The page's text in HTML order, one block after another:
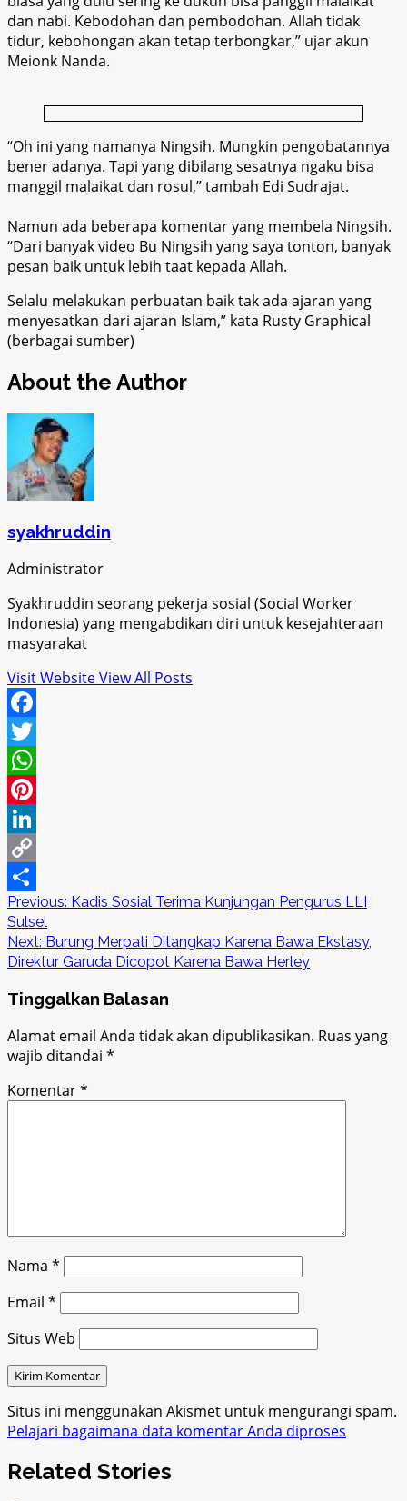
dan nabi. Kebodohan dan pembodohan. Allah tidak
tidur, kebohongan akan tetap terbongkar,” ujar akun
Meionk Nanda.
“Oh ini yang namanya Ningsih. Mungkin pengobatannya
bener adanya. Tapi yang dibilang sesatnya ngaku bisa
manggil malaikat dan rosul,” tambah Edi Sudrajat.
Namun ada beberapa komentar yang membela Ningsih.
“Dari banyak video Bu Ningsih yang saya tonton, banyak
pesan baik untuk lebih taat kepada Allah.
Selalu melakukan perbuatan baik tak ada ajaran yang
menyesatkan dari ajaran Islam,” kata Rusty Graphical
(berbagai sumber)
About the Author
syakhruddin
Administrator
Syakhruddin seorang pekerja sosial (Social Worker
Indonesia) yang mengabdikan diri untuk kesejahteraan
masyarakat
Visit WebsiteView All Posts
Facebook
Twitter
WhatsApp
Pinterest
LinkedIn
Copy
Link
Share
Post
navigation
Previous: Kadis Sosial Terima Kunjungan Pengurus LLI
Sulsel
Next: Burung Merpati Ditangkap Karena Bawa Ekstasy,
Direktur Garuda Dicopot Karena Bawa Herley
Tinggalkan Balasan
Alamat email Anda tidak akan dipublikasikan. Ruas yang
wajib ditandai *
Komentar*
Nama *
Email *
Situs Web
Situs ini menggunakan Akismet untuk mengurangi spam.
Pelajari bagaimana data komentar Anda diproses
Related Stories